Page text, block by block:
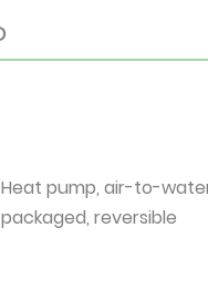
Heat pump, air-to-
packaged, reversible